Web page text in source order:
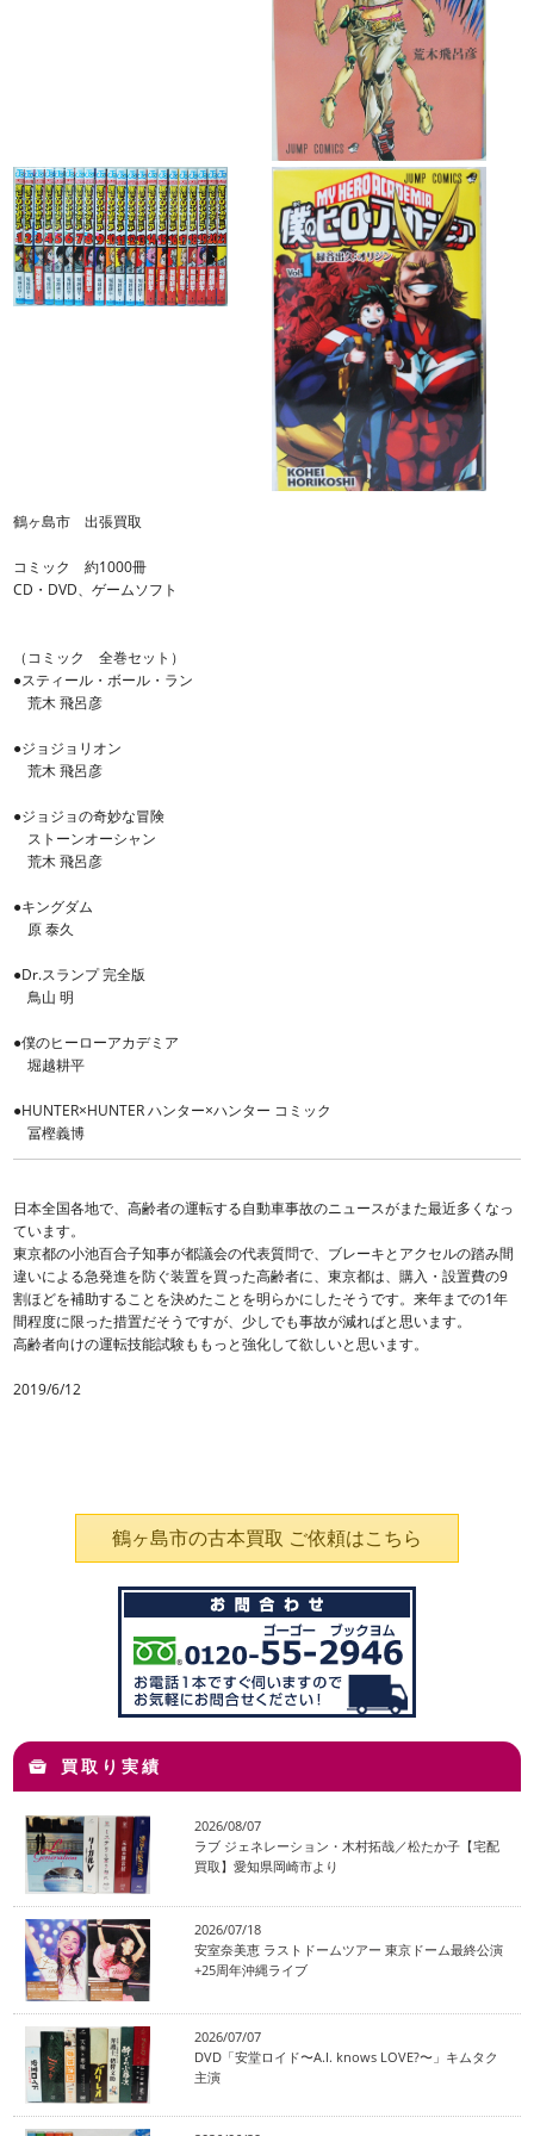
鶴ヶ島市 出張買取
コミック 約1000冊
CD・DVD、ゲームソフト
（コミック 全巻セット）
●スティール・ボール・ラン
荒木 飛呂彦
●ジョジョリオン
荒木 飛呂彦
●ジョジョの奇妙な冒険
ストーンオーシャン
荒木 飛呂彦
●キングダム
原 泰久
●Dr.スランプ 完全版
鳥山 明
●僕のヒーローアカデミア
堀越耕平
●HUNTER×HUNTER ハンター×ハンター コミック
冨樫義博
日本全国各地で、高齢者の運転する自動車事故のニュースがまた最近多くなっ
ています。
東京都の小池百合子知事が都議会の代表質問で、ブレーキとアクセルの踏み間
違いによる急発進を防ぐ装置を買った高齢者に、東京都は、購入・設置費の9
割ほどを補助することを決めたことを明らかにしたそうです。来年までの1年
間程度に限った措置だそうですが、少しでも事故が減ればと思います。
高齢者向けの運転技能試験ももっと強化して欲しいと思います。
2019/6/12
鶴ヶ島市の古本買取 ご依頼はこちら
買取り実績
2026/08/07
ラブ ジェネレーション・木村拓哉／松たか子【宅配
買取】愛知県岡崎市より
2026/07/18
安室奈美恵 ラストドームツアー 東京ドーム最終公演
+25周年沖縄ライブ
2026/07/07
DVD「安堂ロイド〜A.I. knows LOVE?〜」キムタク
主演